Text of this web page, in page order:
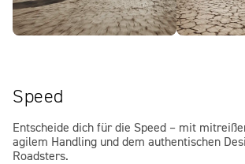
Speed
Entscheide dich für die Speed – mit
agilem Handling und dem authentischen
Roadsters.